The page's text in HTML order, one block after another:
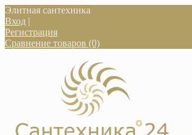
Элитная сантехника
Вход |
Регистрация
Сравнение товаров (0)